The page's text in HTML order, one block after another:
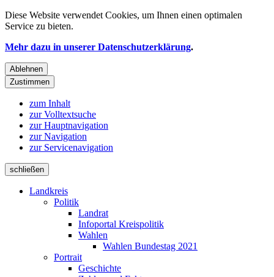
Diese Website verwendet Cookies, um Ihnen einen optimalen
Service zu bieten.
Mehr dazu in unserer Datenschutzerklärung.
Ablehnen
Zustimmen
zum Inhalt
zur Volltextsuche
zur Hauptnavigation
zur Navigation
zur Servicenavigation
schließen
Landkreis
Politik
Landrat
Infoportal Kreispolitik
Wahlen
Wahlen Bundestag 2021
Portrait
Geschichte